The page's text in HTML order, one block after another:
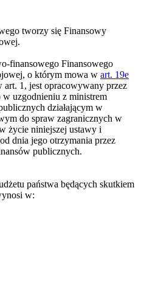
tworzy się Finansowy
finansowego Finansowego
o którym mowa w art. 19e
art. 1, jest opracowywany przez
uzgodnieniu z ministrem
działającym w
do spraw zagranicznych w
życie niniejszej ustawy i
dnia jego otrzymania przez
publicznych.
państwa będących skutkiem
w: